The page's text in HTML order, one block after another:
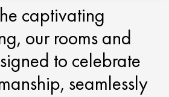
captivating
our rooms and
to celebrate
seamlessly